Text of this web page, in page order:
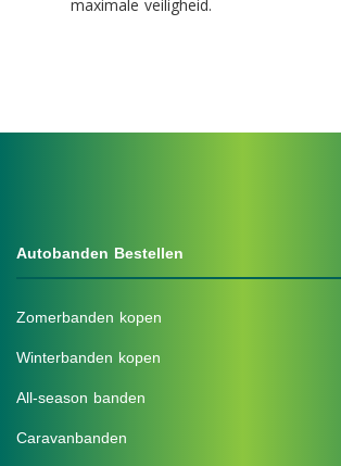
maximale veiligheid.
Autobanden Bestellen
Zomerbanden kopen
Winterbanden kopen
All-season banden
Caravanbanden